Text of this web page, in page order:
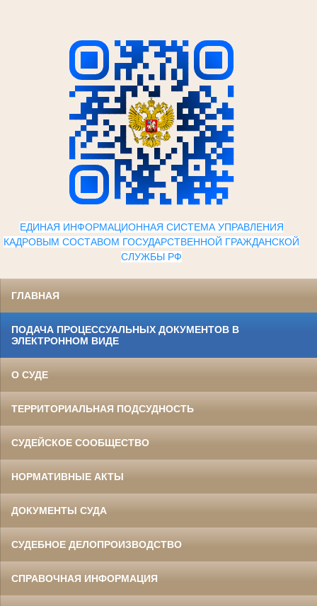
ЕДИНАЯ ИНФОРМАЦИОННАЯ СИСТЕМА УПРАВЛЕНИЯ
КАДРОВЫМ СОСТАВОМ ГОСУДАРСТВЕННОЙ ГРАЖДАНСКОЙ
СЛУЖБЫ РФ
ГЛАВНАЯ
ПОДАЧА ПРОЦЕССУАЛЬНЫХ ДОКУМЕНТОВ В
ЭЛЕКТРОННОМ ВИДЕ
О СУДЕ
ТЕРРИТОРИАЛЬНАЯ ПОДСУДНОСТЬ
СУДЕЙСКОЕ СООБЩЕСТВО
НОРМАТИВНЫЕ АКТЫ
ДОКУМЕНТЫ СУДА
СУДЕБНОЕ ДЕЛОПРОИЗВОДСТВО
СПРАВОЧНАЯ ИНФОРМАЦИЯ